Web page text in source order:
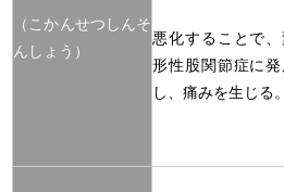
（こかんせつしんそ
んしょう）
悪化することで、
形性股関節症に発
し、痛みを生じる。